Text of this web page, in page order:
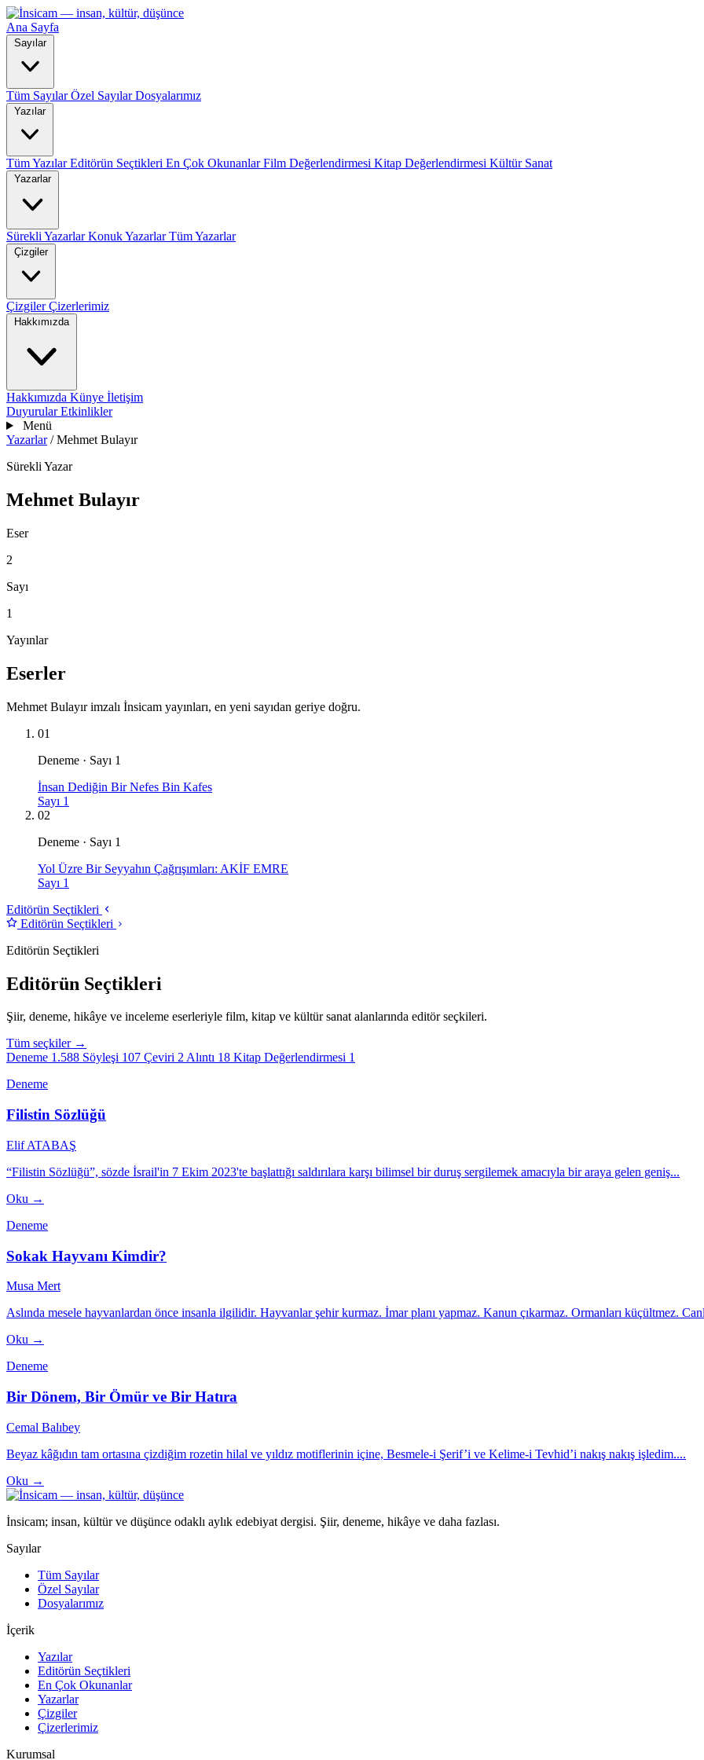
Ana Sayfa
Sayılar
Tüm SayılarÖzel SayılarDosyalarımız
Yazılar
Tüm YazılarEditörün Seçtikleri En Çok OkunanlarFilm Değerlendirmesi Kitap Değerlendirmesi Kültür Sanat
Yazarlar
Sürekli YazarlarKonuk YazarlarTüm Yazarlar
Çizgiler
ÇizgilerÇizerlerimiz
Hakkımızda
Hakkımızda Künye İletişim
DuyurularEtkinlikler
Menü
Yazarlar / Mehmet Bulayır
Sürekli Yazar
Mehmet Bulayır
Eser
2
Sayı
1
Yayınlar
Eserler
Mehmet Bulayır imzalı İnsicam yayınları, en yeni sayıdan geriye doğru.
01
Deneme · Sayı 1
İnsan Dediğin Bir Nefes Bin Kafes
Sayı 1
02
Deneme · Sayı 1
Yol Üzre Bir Seyyahın Çağrışımları: AKİF EMRE
Sayı 1
Editörün Seçtikleri
Editörün Seçtikleri
Editörün Seçtikleri
Editörün Seçtikleri
Şiir, deneme, hikâye ve inceleme eserleriyle film, kitap ve kültür sanat alanlarında editör seçkileri.
Tüm seçkiler →
Deneme 1.588 Söyleşi 107 Çeviri 2Alıntı 18 Kitap Değerlendirmesi 1
Deneme
Filistin Sözlüğü
Elif ATABAŞ
“Filistin Sözlüğü”, sözde İsrail'in 7 Ekim 2023'te başlattığı saldırılara karşı bilimsel bir duruş sergilemek amacıyla bir araya gelen geniş...
Oku →
Deneme
Sokak Hayvanı Kimdir?
Musa Mert
Aslında mesele hayvanlardan önce insanla ilgilidir. Hayvanlar şehir kurmaz. İmar planı yapmaz. Kanun çıkarmaz. Ormanları küçültmez.
Oku →
Deneme
Bir Dönem, Bir Ömür ve Bir Hatıra
Cemal Balıbey
Beyaz kâğıdın tam ortasına çizdiğim rozetin hilal ve yıldız motiflerinin içine, Besmele-i Şerif’i ve Kelime-i Tevhid’i nakış nakış işledim....
Oku →
İnsicam; insan, kültür ve düşünce odaklı aylık edebiyat dergisi. Şiir, deneme, hikâye ve daha fazlası.
Sayılar
Tüm Sayılar
Özel Sayılar
Dosyalarımız
İçerik
Yazılar
Editörün Seçtikleri
En Çok Okunanlar
Yazarlar
Çizgiler
Çizerlerimiz
Kurumsal